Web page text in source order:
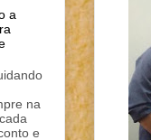
a
na
e